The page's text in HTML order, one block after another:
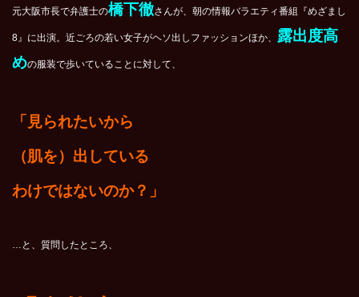
元大阪市長で弁護士の橋下徹さんが、朝の情報バラエティ番組『めざまし
8』に出演。近ごろの若い女子がヘソ出しファッションほか、 露出度高
めの服装で歩いていることに対して、
「見られたいから
（肌を）出している
わけではないのか？」
…と、質問したところ、